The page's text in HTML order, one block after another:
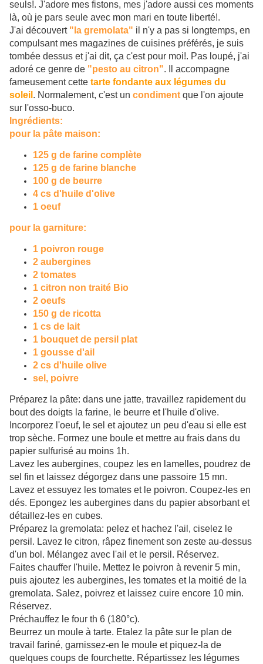
seuls!. J'adore mes fistons, mes j'adore aussi ces moments
là, où je pars seule avec mon mari en toute liberté!.
J'ai découvert "la gremolata" il n'y a pas si longtemps, en
compulsant mes magazines de cuisines préférés, je suis
tombée dessus et j'ai dit, ça c'est pour moi!. Pas loupé, j'ai
adoré ce genre de "pesto au citron". Il accompagne
fameusement cette tarte fondante aux légumes du
soleil . Normalement, c'est un condiment que l'on ajoute
sur l'osso-buco.
Ingrédients:
pour la pâte maison:
125 g de farine complète
125 g de farine blanche
100 g de beurre
4 cs d'huile d'olive
1 oeuf
pour la garniture:
1 poivron rouge
2 aubergines
2 tomates
1 citron non traité Bio
2 oeufs
150 g de ricotta
1 cs de lait
1 bouquet de persil plat
1 gousse d'ail
2 cs d'huile olive
sel, poivre
Préparez la pâte: dans une jatte, travaillez rapidement du
bout des doigts la farine, le beurre et l'huile d'olive.
Incorporez l'oeuf, le sel et ajoutez un peu d'eau si elle est
trop sèche. Formez une boule et mettre au frais dans du
papier sulfurisé au moins 1h.
Lavez les aubergines, coupez les en lamelles, poudrez de
sel fin et laissez dégorgez dans une passoire 15 mn.
Lavez et essuyez les tomates et le poivron. Coupez-les en
dés. Epongez les aubergines dans du papier absorbant et
détaillez-les en cubes.
Préparez la gremolata: pelez et hachez l'ail, ciselez le
persil. Lavez le citron, râpez finement son zeste au-dessus
d'un bol. Mélangez avec l'ail et le persil. Réservez.
Faites chauffer l'huile. Mettez le poivron à revenir 5 min,
puis ajoutez les aubergines, les tomates et la moitié de la
gremolata. Salez, poivrez et laissez cuire encore 10 min.
Réservez.
Préchauffez le four th 6 (180°c).
Beurrez un moule à tarte. Etalez la pâte sur le plan de
travail fariné, garnissez-en le moule et piquez-la de
quelques coups de fourchette. Répartissez les légumes